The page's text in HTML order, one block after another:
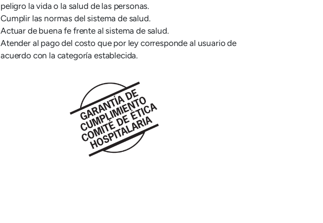
peligro la vida o la salud de las personas.
Cumplir las normas del sistema de salud.
Actuar de buena fe frente al sistema de salud.
Atender al pago del costo que por ley corresponde al usuario de
acuerdo con la categoría establecida.